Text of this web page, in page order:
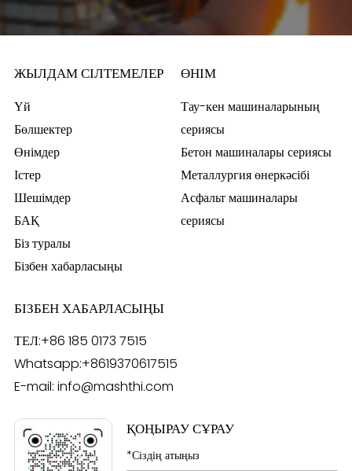
ЖЫЛДАМ СІЛТЕМЕЛЕР
Үй
Бөлшектер
Өнімдер
Істер
Шешімдер
БАҚ
Біз туралы
Бізбен хабарласыңы
ӨНІМ
Тау-кен машиналарының
сериясы
Бетон машиналары сериясы
Металлургия өнеркәсібі
Асфальт машиналары
сериясы
БІЗБЕН ХАБАРЛАСЫҢЫ
ТЕЛ:+86 185 0173 7515
Whatsapp:+8619370617515
E-mail: info@mashthi.com
ҚОҢЫРАУ СҰРАУ